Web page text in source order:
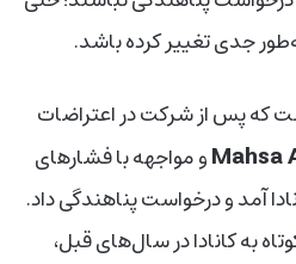
جدی تغییر کرده باشد.
است که پس از شرکت در اعتراضات
Mahsaو مواجهه با فشارهای
آمد و درخواست پناهندگی داد.
به کانادا در سال‌های قبل،